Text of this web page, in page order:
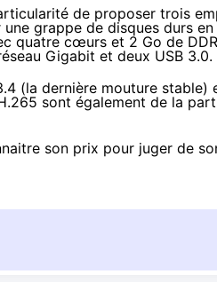
de proposer trois
grappe de disques durs
quatre cœurs et 2 Go de
Gigabit et deux USB 3.0.
(la dernière mouture stable)
sont également de la
son prix pour juger de